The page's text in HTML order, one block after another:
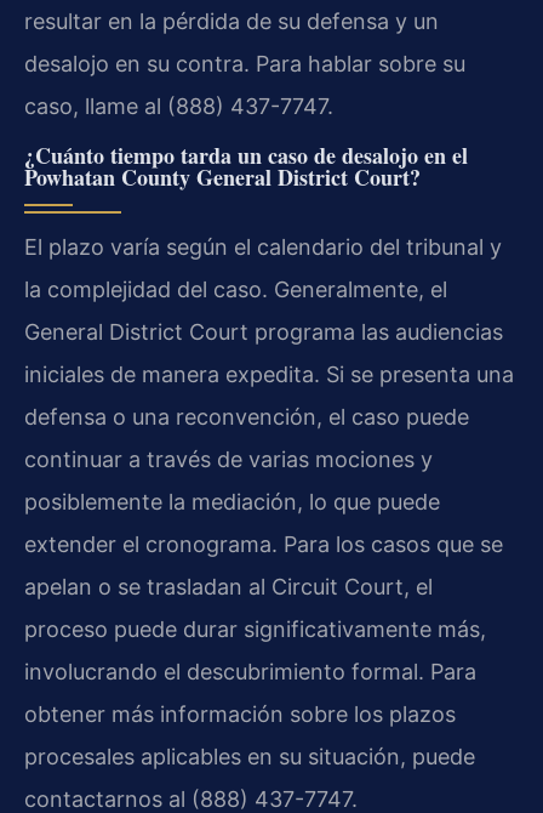
resultar en la pérdida de su defensa y un
desalojo en su contra. Para hablar sobre su
caso, llame al (888) 437-7747.
¿Cuánto tiempo tarda un caso de desalojo en el
Powhatan County General District Court?
El plazo varía según el calendario del tribunal y
la complejidad del caso. Generalmente, el
General District Court programa las audiencias
iniciales de manera expedita. Si se presenta una
defensa o una reconvención, el caso puede
continuar a través de varias mociones y
posiblemente la mediación, lo que puede
extender el cronograma. Para los casos que se
apelan o se trasladan al Circuit Court, el
proceso puede durar significativamente más,
involucrando el descubrimiento formal. Para
obtener más información sobre los plazos
procesales aplicables en su situación, puede
contactarnos al (888) 437-7747.